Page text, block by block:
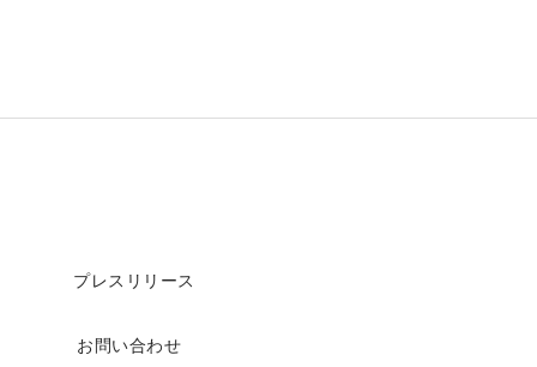
プレスリリース
お問い合わせ